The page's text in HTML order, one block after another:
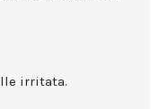
irritata.